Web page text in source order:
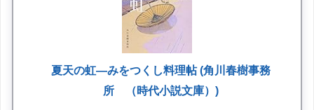
夏天の虹―みをつくし料理帖 (角川春樹事務
所 （時代小説文庫）)